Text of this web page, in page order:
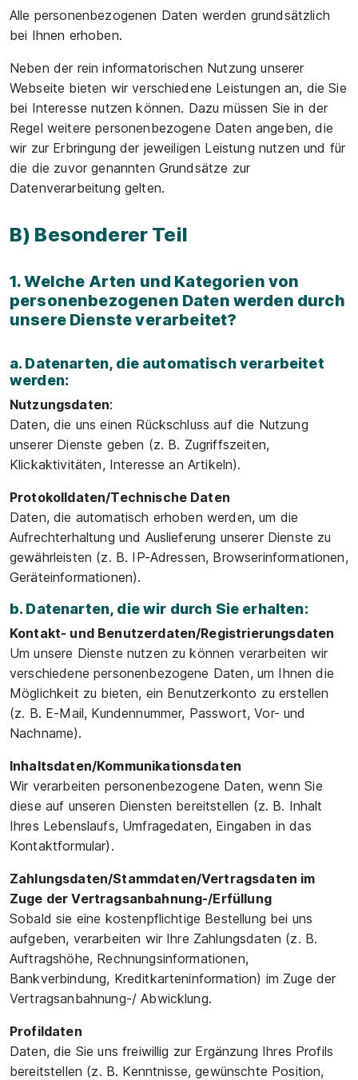
Alle personenbezogenen Daten werden grundsätzlich
bei Ihnen erhoben.
Neben der rein informatorischen Nutzung unserer
Webseite bieten wir verschiedene Leistungen an, die Sie
bei Interesse nutzen können. Dazu müssen Sie in der
Regel weitere personenbezogene Daten angeben, die
wir zur Erbringung der jeweiligen Leistung nutzen und für
die die zuvor genannten Grundsätze zur
Datenverarbeitung gelten.
B) Besonderer Teil
1. Welche Arten und Kategorien von
personenbezogenen Daten werden durch
unsere Dienste verarbeitet?
a. Datenarten, die automatisch verarbeitet
werden:
Nutzungsdaten:
Daten, die uns einen Rückschluss auf die Nutzung
unserer Dienste geben (z. B. Zugriffszeiten,
Klickaktivitäten, Interesse an Artikeln).
Protokolldaten/Technische Daten
Daten, die automatisch erhoben werden, um die
Aufrechterhaltung und Auslieferung unserer Dienste zu
gewährleisten (z. B. IP-Adressen, Browserinformationen,
Geräteinformationen).
b. Datenarten, die wir durch Sie erhalten:
Kontakt- und Benutzerdaten/Registrierungsdaten
Um unsere Dienste nutzen zu können verarbeiten wir
verschiedene personenbezogene Daten, um Ihnen die
Möglichkeit zu bieten, ein Benutzerkonto zu erstellen
(z. B. E-Mail, Kundennummer, Passwort, Vor- und
Nachname).
Inhaltsdaten/Kommunikationsdaten
Wir verarbeiten personenbezogene Daten, wenn Sie
diese auf unseren Diensten bereitstellen (z. B. Inhalt
Ihres Lebenslaufs, Umfragedaten, Eingaben in das
Kontaktformular).
Zahlungsdaten/Stammdaten/Vertragsdaten im
Zuge der Vertragsanbahnung-/Erfüllung
Sobald sie eine kostenpflichtige Bestellung bei uns
aufgeben, verarbeiten wir Ihre Zahlungsdaten (z. B.
Auftragshöhe, Rechnungsinformationen,
Bankverbindung, Kreditkarteninformation) im Zuge der
Vertragsanbahnung-/ Abwicklung.
Profildaten
Daten, die Sie uns freiwillig zur Ergänzung Ihres Profils
bereitstellen (z. B. Kenntnisse, gewünschte Position,